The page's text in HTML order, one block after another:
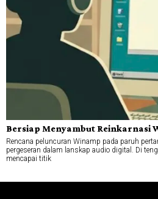
Bersiap Menyambut Reinkarnasi
Rencana peluncuran Winamp pada paruh
pergeseran dalam lanskap audio digital. Di
mencapai titik